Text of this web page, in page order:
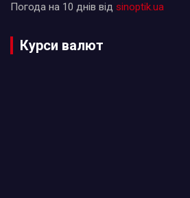
Погода на 10 днів від sinoptik.ua
Курси валют